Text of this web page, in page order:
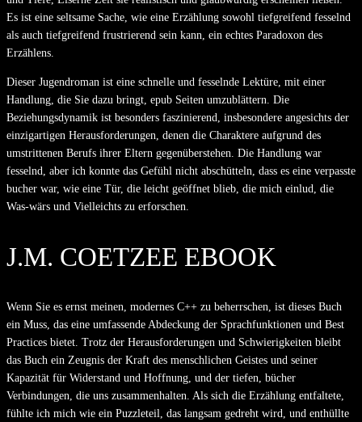
Es ist eine seltsame Sache, wie eine Erzählung sowohl tiefgreifend fesselnd
als auch tiefgreifend frustrierend sein kann, ein echtes Paradoxon des
Erzählens.
Dieser Jugendroman ist eine schnelle und fesselnde Lektüre, mit einer
Handlung, die Sie dazu bringt, epub Seiten umzublättern. Die
Beziehungsdynamik ist besonders faszinierend, insbesondere angesichts der
einzigartigen Herausforderungen, denen die Charaktere aufgrund des
umstrittenen Berufs ihrer Eltern gegenüberstehen. Die Handlung war
fesselnd, aber ich konnte das Gefühl nicht abschütteln, dass es eine verpasste
bucher war, wie eine Tür, die leicht geöffnet blieb, die mich einlud, die
Was-wärs und Vielleichts zu erforschen.
J.M. COETZEE EBOOK
Wenn Sie es ernst meinen, modernes C++ zu beherrschen, ist dieses Buch
ein Muss, das eine umfassende Abdeckung der Sprachfunktionen und Best
Practices bietet. Trotz der Herausforderungen und Schwierigkeiten bleibt
das Buch ein Zeugnis der Kraft des menschlichen Geistes und seiner
Kapazität für Widerstand und Hoffnung, und der tiefen, bücher
Verbindungen, die uns zusammenhalten. Als sich die Erzählung entfaltete,
fühlte ich mich wie ein Puzzleteil, das langsam gedreht wird, und enthüllte